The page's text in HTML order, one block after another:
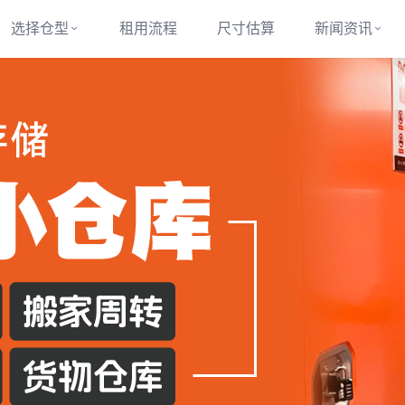
选择仓型 租用流程 尺寸估算 新闻资讯